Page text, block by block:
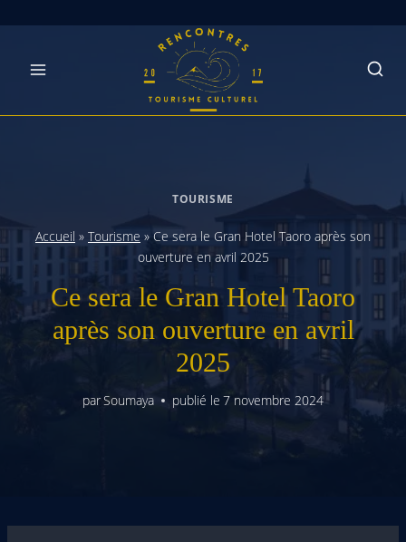
TOURISME
Accueil » Tourisme » Ce sera le Gran Hotel Taoro après son
ouverture en avril 2025
Ce sera le Gran Hotel Taoro
après son ouverture en avril
2025
parSoumaya publié le 7 novembre 2024